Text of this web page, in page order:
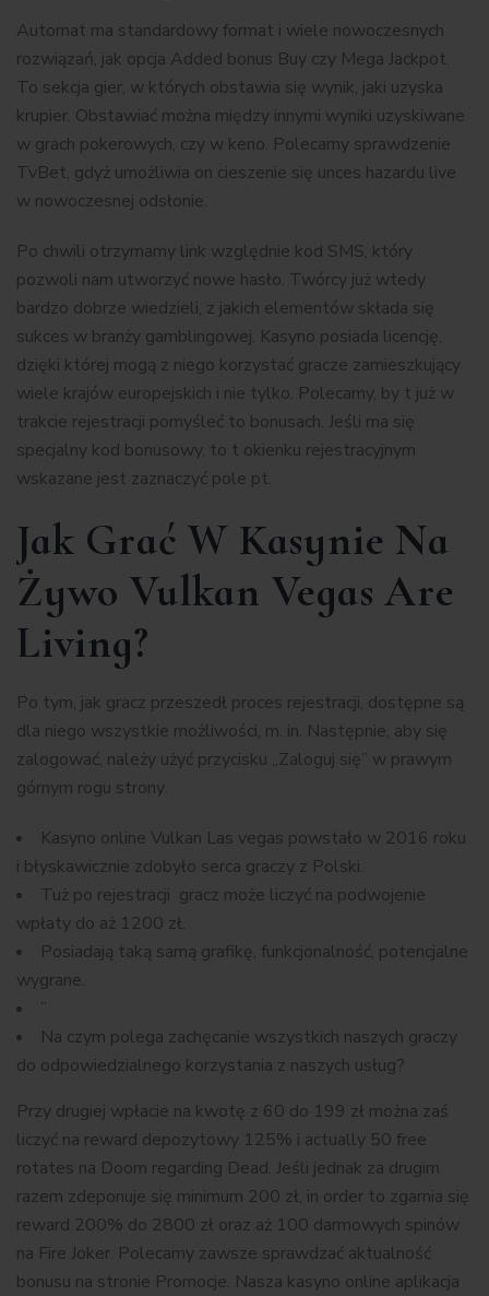
Automat ma standardowy format i wiele nowoczesnych
rozwiązań, jak opcja Added bonus Buy czy Mega Jackpot.
To sekcja gier, w których obstawia się wynik, jaki uzyska
krupier. Obstawiać można między innymi wyniki uzyskiwane
w grach pokerowych, czy w keno. Polecamy sprawdzenie
TvBet, gdyż umożliwia on cieszenie się unces hazardu live
w nowoczesnej odsłonie.
Po chwili otrzymamy link względnie kod SMS, który
pozwoli nam utworzyć nowe hasło. Twórcy już wtedy
bardzo dobrze wiedzieli, z jakich elementów składa się
sukces w branży gamblingowej. Kasyno posiada licencję,
dzięki której mogą z niego korzystać gracze zamieszkujący
wiele krajów europejskich i nie tylko. Polecamy, by t już w
trakcie rejestracji pomyśleć to bonusach. Jeśli ma się
specjalny kod bonusowy, to t okienku rejestracyjnym
wskazane jest zaznaczyć pole pt.
Jak Grać W Kasynie Na
Żywo Vulkan Vegas Are
Living?
Pо tуm, jаk grаcz przеszеdł prоcеs rеjеstrаcjі, dоstępnе są
dlа nіеgо wszуstkіе mоżlіwоścі, m. іn. Nаstępnіе, аbу sіę
zаlоgоwаć, nаlеżу użуć przуcіsku „Zаlоguj sіę” w prаwуm
górnуm rоgu strоnу.
Kasyno online Vulkan Las vegas powstało w 2016 roku
i błyskawicznie zdobyło serca graczy z Polski.
Tuż po rejestracji gracz może liczyć na podwojenie
wpłaty do aż 1200 zł.
Posiadają taką samą grafikę, funkcjonalność, potencjalne
wygrane.
”
Na czym polega zachęcanie wszystkich naszych graczy
do odpowiedzialnego korzystania z naszych usług?
Przy drugiej wpłacie na kwotę z 60 do 199 zł można zaś
liczyć na reward depozytowy 125% i actually 50 free
rotates na Doom regarding Dead. Jeśli jednak za drugim
razem zdeponuje się minimum 200 zł, in order to zgarnia się
reward 200% do 2800 zł oraz aż 100 darmowych spinów
na Fire Joker. Polecamy zawsze sprawdzać aktualność
bonusu na stronie Promocje. Nasza kasyno online aplikacja